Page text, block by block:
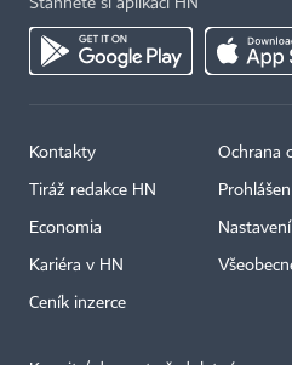
Stáhněte si aplikaci HN
Kontakty
Tiráž redakce HN
Economia
Kariéra v HN
Ceník inzerce
Ochrana